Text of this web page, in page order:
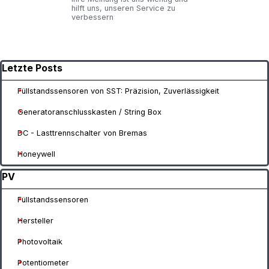
hilft uns, unseren Service zu
verbessern
Block überspringen Letzte Posts
Letzte Posts
Füllstandssensoren von SST: Präzision, Zuverlässigkeit
Generatoranschlusskasten / String Box
DC - Lasttrennschalter von Bremas
Honeywell
Block überspringen PV
PV
Füllstandssensoren
Hersteller
Photovoltaik
Potentiometer